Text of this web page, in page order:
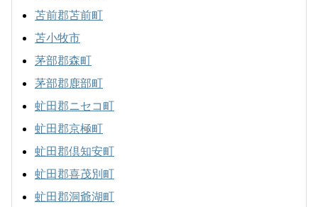
苫前郡苫前町
苫小牧市
茅部郡森町
茅部郡鹿部町
虻田郡ニセコ町
虻田郡京極町
虻田郡倶知安町
虻田郡喜茂別町
虻田郡洞爺湖町